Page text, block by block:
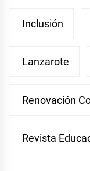
Inclusión
Lanzarote
Renovación
Revista